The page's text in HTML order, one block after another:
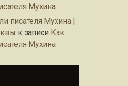
Мухина
писателя Мухина |
к записи Как
Мухина